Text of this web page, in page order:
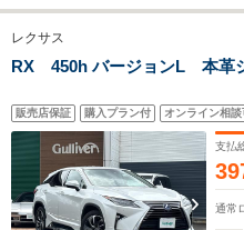
レクサス
RX 450h バージョンL 本革
販売店保証 購入プラン付 オンライン相談
支払
通常